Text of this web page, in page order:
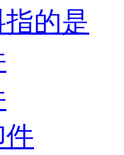
的是